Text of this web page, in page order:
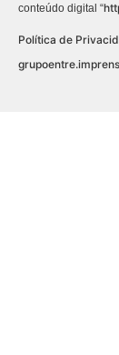
conteúdo digital “
Política de